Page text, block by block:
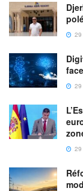
29
29
29